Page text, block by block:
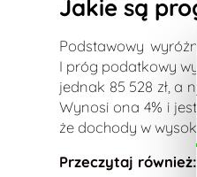
Jakie są
Podstawowy
I próg podatkowy
jednak 85 528 zł, a
Wynosi ona 4% i
że dochody w
Przeczytaj również: